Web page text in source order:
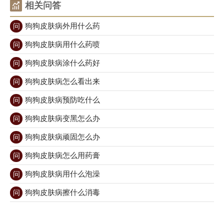
相关问答
问 狗狗皮肤病外用什么药
问 狗狗皮肤病用什么药喷
问 狗狗皮肤病涂什么药好
问 狗狗皮肤病怎么看出来
问 狗狗皮肤病预防吃什么
问 狗狗皮肤病变黑怎么办
问 狗狗皮肤病顽固怎么办
问 狗狗皮肤病怎么用药膏
问 狗狗皮肤病用什么泡澡
问 狗狗皮肤病擦什么消毒